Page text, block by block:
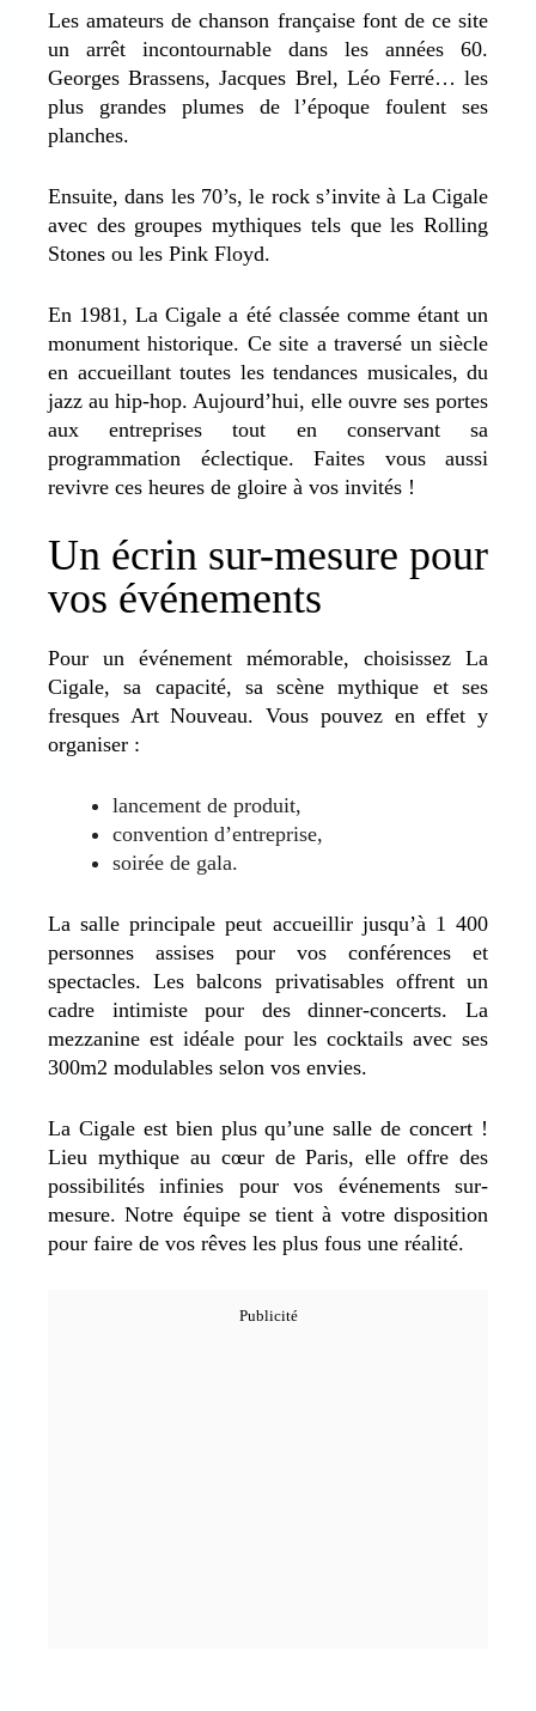
Les amateurs de chanson française font de ce site
un arrêt incontournable dans les années 60.
Georges Brassens, Jacques Brel, Léo Ferré… les
plus grandes plumes de l’époque foulent ses
planches.
Ensuite, dans les 70’s, le rock s’invite à La Cigale
avec des groupes mythiques tels que les Rolling
Stones ou les Pink Floyd.
En 1981, La Cigale a été classée comme étant un
monument historique. Ce site a traversé un siècle
en accueillant toutes les tendances musicales, du
jazz au hip-hop. Aujourd’hui, elle ouvre ses portes
aux entreprises tout en conservant sa
programmation éclectique. Faites vous aussi
revivre ces heures de gloire à vos invités !
Un écrin sur-mesure pour
vos événements
Pour un événement mémorable, choisissez La
Cigale, sa capacité, sa scène mythique et ses
fresques Art Nouveau. Vous pouvez en effet y
organiser :
lancement de produit,
convention d’entreprise,
soirée de gala.
La salle principale peut accueillir jusqu’à 1 400
personnes assises pour vos conférences et
spectacles. Les balcons privatisables offrent un
cadre intimiste pour des dinner-concerts. La
mezzanine est idéale pour les cocktails avec ses
300m2 modulables selon vos envies.
La Cigale est bien plus qu’une salle de concert !
Lieu mythique au cœur de Paris, elle offre des
possibilités infinies pour vos événements sur-
mesure. Notre équipe se tient à votre disposition
pour faire de vos rêves les plus fous une réalité.